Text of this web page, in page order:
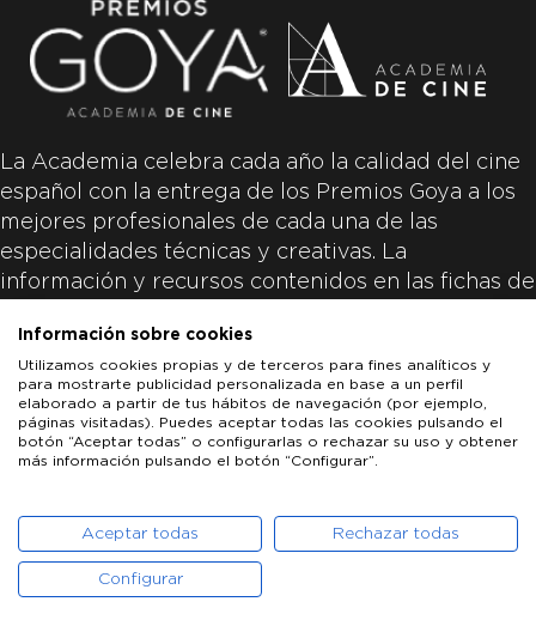
La Academia celebra cada año la calidad del cine
español con la entrega de los Premios Goya a los
mejores profesionales de cada una de las
especialidades técnicas y creativas. La
información y recursos contenidos en las fichas de
productoras de las películas y responsabilidad
única y exclusiva de las mismas.
ACADEMIA DE CINE
PATROCINADORES PRENSA CONTACTO
POLÍTICA DE COOKIES
Información sobre cookies
Utilizamos cookies propias y de terceros para fines analíticos y
para mostrarte publicidad personalizada en base a un perfil
elaborado a partir de tus hábitos de navegación (por ejemplo,
páginas visitadas). Puedes aceptar todas las cookies pulsando el
botón “Aceptar todas” o configurarlas o rechazar su uso y obtener
más información pulsando el botón “Configurar”.
Aceptar todas Rechazar todas
Configurar